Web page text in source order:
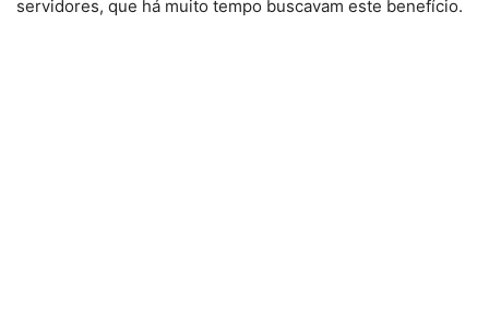
servidores, que há muito tempo buscavam este benefício.